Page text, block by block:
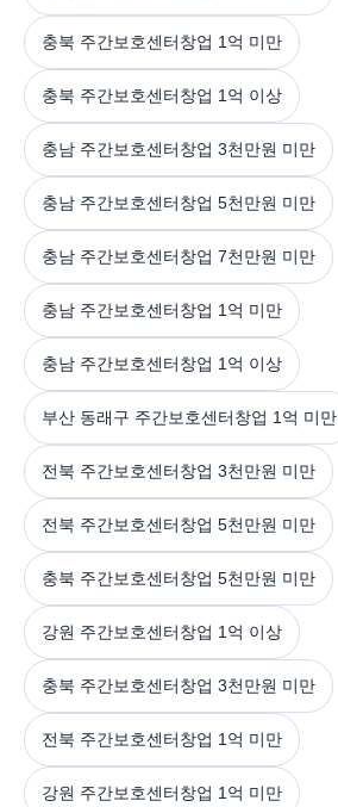
충북 주간보호센터창업 1억 미만
충북 주간보호센터창업 1억 이상
충남 주간보호센터창업 3천만원 미만
충남 주간보호센터창업 5천만원 미만
충남 주간보호센터창업 7천만원 미만
충남 주간보호센터창업 1억 미만
충남 주간보호센터창업 1억 이상
부산 동래구 주간보호센터창업 1억 미만
전북 주간보호센터창업 3천만원 미만
전북 주간보호센터창업 5천만원 미만
충북 주간보호센터창업 5천만원 미만
강원 주간보호센터창업 1억 이상
충북 주간보호센터창업 3천만원 미만
전북 주간보호센터창업 1억 미만
강원 주간보호센터창업 1억 미만